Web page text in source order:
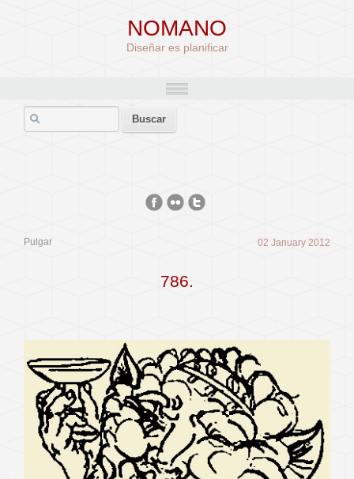
NOMANO
Diseñar es planificar
Pulgar 02 January 2012
786.